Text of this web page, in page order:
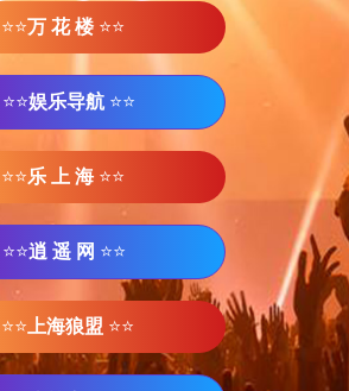
⭐⭐万 花 楼 ⭐⭐
⭐⭐娱乐导航 ⭐⭐
⭐⭐乐 上 海 ⭐⭐
⭐⭐逍 遥 网 ⭐⭐
⭐⭐ 上海狼盟 ⭐⭐